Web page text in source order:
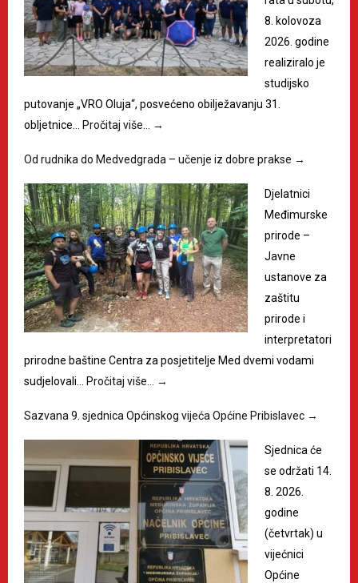
8. kolovoza
2026. godine
realiziralo je
studijsko
putovanje „VRO Oluja“, posvećeno obilježavanju 31.
obljetnice…
Pročitaj više… →
Od rudnika do Medvedgrada – učenje iz dobre prakse →
Djelatnici
Međimurske
prirode –
Javne
ustanove za
zaštitu
prirode i
interpretatori
prirodne baštine Centra za posjetitelje Med dvemi vodami
sudjelovali…
Pročitaj više… →
Sazvana 9. sjednica Općinskog vijeća Općine Pribislavec →
Sjednica će
se održati 14.
8. 2026.
godine
(četvrtak) u
vijećnici
Općine